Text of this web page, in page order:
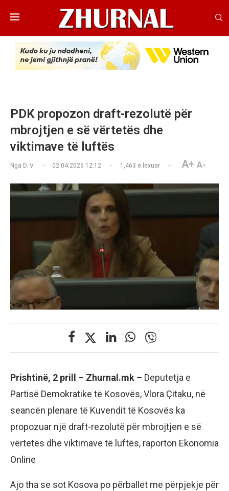
PDK propozon draft-rezolutë për
mbrojtjen e së vërtetës dhe
viktimave të luftës
Nga D. V. 02.04.2026 12:12 1,463 e lexuar A+ A-
Prishtinë, 2 prill – Zhurnal.mk – Deputetja e
Partisë Demokratike të Kosovës, Vlora Çitaku, në
seancën plenare të Kuvendit të Kosovës ka
propozuar një draft-rezolutë për mbrojtjen e së
vërtetës dhe viktimave të luftës, raporton Ekonomia
Online
Ajo tha se sot Kosova po përballet me përpjekje për